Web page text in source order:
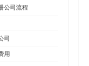
公司流程
司
用